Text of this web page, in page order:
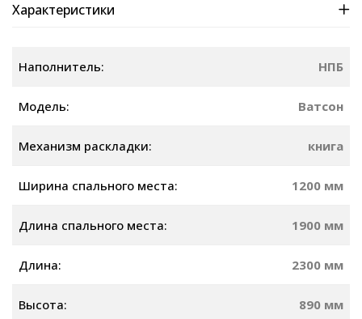
Характеристики
Наполнитель: НПБ
Модель: Ватсон
Механизм раскладки: книга
Ширина спального места: 1200 мм
Длина спального места: 1900 мм
Длина: 2300 мм
Высота: 890 мм